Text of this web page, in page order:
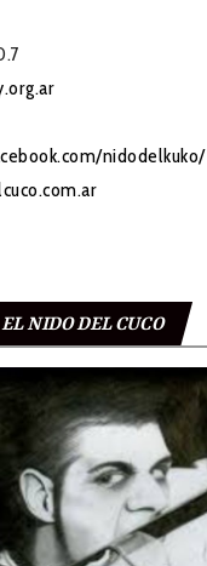
nidodelkuko/
NIDO DEL CUCO